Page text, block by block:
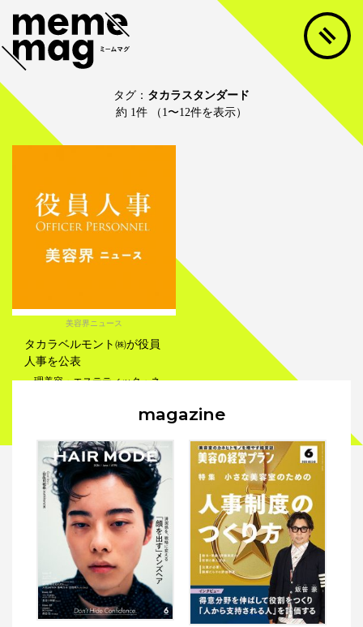
タグ： タカラスタンダード
約 1件 （1〜12件を表示）
美容界ニュース
タカラベルモント㈱が役員
人事を公表
理美容・エステティック・ネ
メーカー タカラスタンダード
magazine